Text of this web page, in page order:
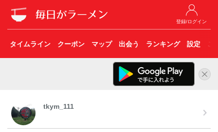
登録/ログイン
タイムライン クーポン マップ 出会う ランキング 設定 こ
tkym_111